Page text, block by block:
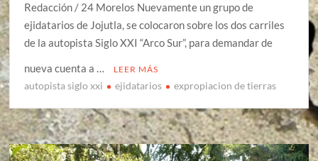
Redacción / 24 Morelos Nuevamente un grupo de
ejidatarios de Jojutla, se colocaron sobre los dos carriles
de la autopista Siglo XXI “Arco Sur”, para demandar de
nueva cuenta a …
LEER MÁS
autopista siglo xxi ejidatarios expropiacion de tierras